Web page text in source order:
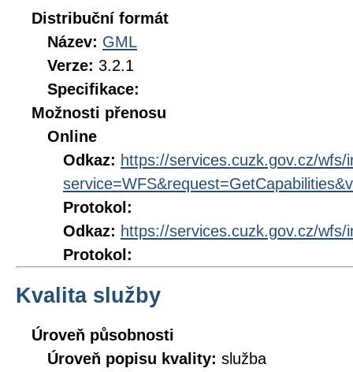
Distribuční formát
Název: GML
Verze: 3.2.1
Specifikace:
Možnosti přenosu
Online
Odkaz: https://services.cuzk.gov.cz/wfs/
Protokol:
Odkaz: https://services.cuzk.gov.cz/wfs/
Protokol:
Kvalita služby
Úroveň působnosti
Úroveň popisu kvality: služba